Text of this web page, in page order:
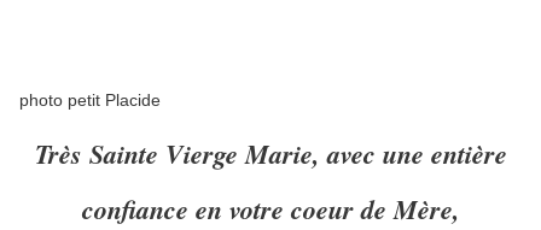
photo petit Placide
Très Sainte Vierge Marie, avec une entière
confiance en votre coeur de Mère,